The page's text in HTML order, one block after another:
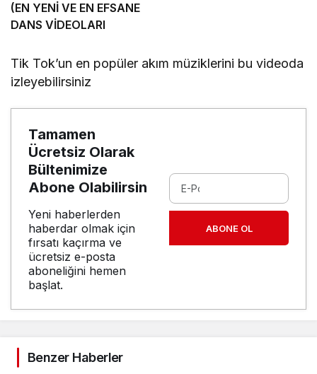
(EN YENİ VE EN EFSANE
DANS VİDEOLARI
Tik Tok’un en popüler akım müziklerini bu videoda
izleyebilirsiniz
Tamamen
Ücretsiz Olarak
Bültenimize
Abone Olabilirsin
Yeni haberlerden
haberdar olmak için
fırsatı kaçırma ve
ücretsiz e-posta
aboneliğini hemen
başlat.
ABONE OL
Benzer Haberler